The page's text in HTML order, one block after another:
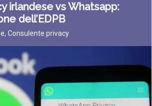
irlandese vs Whatsapp:
dell’EDPB
Consulente privacy